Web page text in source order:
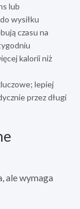
lub
wysiłku
czasu na
kalorii niż
lepiej
przez długi
ale wymaga